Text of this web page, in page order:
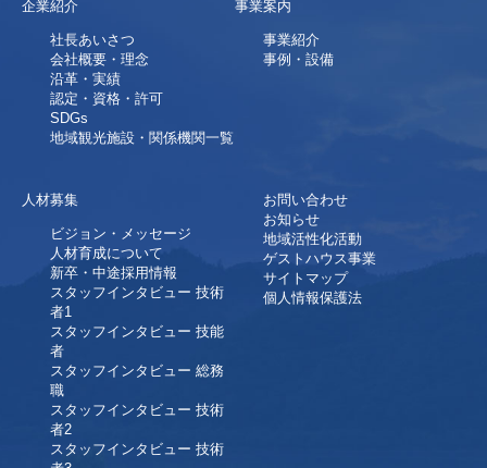
企業紹介
社長あいさつ
会社概要・理念
沿革・実績
認定・資格・許可
SDGs
地域観光施設・関係機関一覧
事業案内
事業紹介
事例・設備
人材募集
ビジョン・メッセージ
人材育成について
新卒・中途採用情報
スタッフインタビュー 技術
者1
スタッフインタビュー 技能
者
スタッフインタビュー 総務
職
スタッフインタビュー 技術
者2
スタッフインタビュー 技術
お問い合わせ
お知らせ
地域活性化活動
ゲストハウス事業
サイトマップ
個人情報保護法